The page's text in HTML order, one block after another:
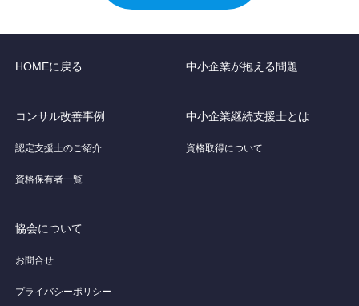
HOMEに戻る 中小企業が抱える問題
コンサル改善事例
認定支援士のご紹介
資格保有者一覧
中小企業継続支援士とは
資格取得について
協会について
お問合せ
プライバシーポリシー